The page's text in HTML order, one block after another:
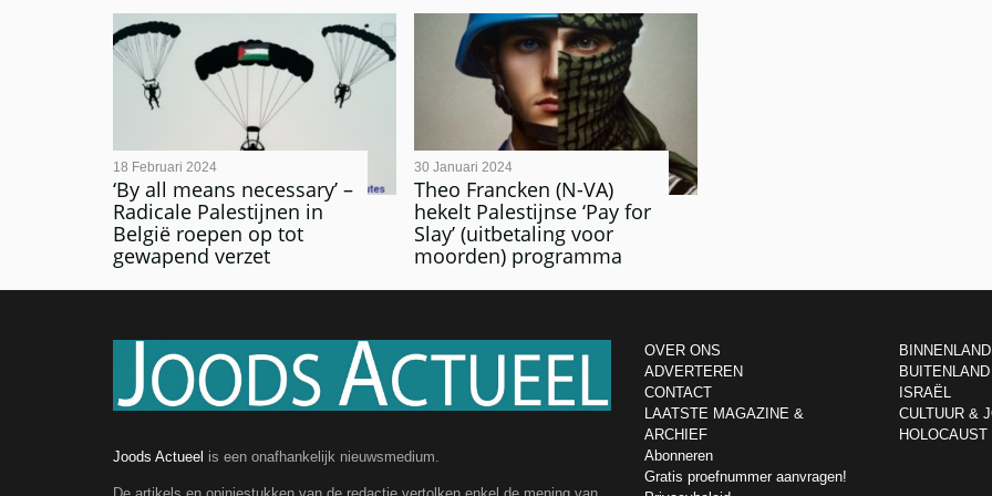
‘By all means necessary’ –
Radicale Palestijnen in
België roepen op tot
gewapend verzet
18 Februari 2024
Theo Francken (N-VA)
hekelt Palestijnse ‘Pay for
Slay’ (uitbetaling voor
moorden) programma
30 Januari 2024
Joods Actueel is een onafhankelijk nieuwsmedium.
OVER ONS
ADVERTEREN
CONTACT
LAATSTE MAGAZINE &
ARCHIEF
Abonneren
Gratis proefnummer aanvragen!
BINNENLAND
BUITENLAND
ISRAËL
CULTUUR &
HOLOCAUST